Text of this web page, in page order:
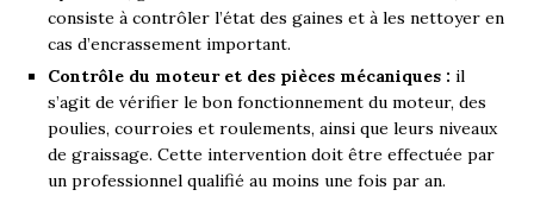
consiste à contrôler l’état des gaines et à les nettoyer en
cas d’encrassement important.
Contrôle du moteur et des pièces mécaniques : il
s’agit de vérifier le bon fonctionnement du moteur, des
poulies, courroies et roulements, ainsi que leurs niveaux
de graissage. Cette intervention doit être effectuée par
un professionnel qualifié au moins une fois par an.